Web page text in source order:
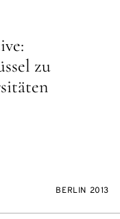
zu
BERLIN 2013